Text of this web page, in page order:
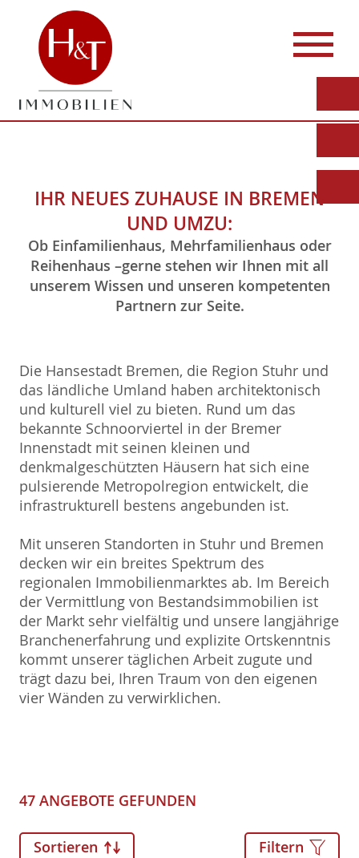
IHR NEUES ZUHAUSE IN BREMEN
UND UMZU:
Ob Einfamilienhaus, Mehrfamilienhaus oder
Reihenhaus –gerne stehen wir Ihnen mit all
unserem Wissen und unseren kompetenten
Partnern zur Seite.
Die Hansestadt Bremen, die Region Stuhr und
das ländliche Umland haben architektonisch
und kulturell viel zu bieten. Rund um das
bekannte Schnoorviertel in der Bremer
Innenstadt mit seinen kleinen und
denkmalgeschützten Häusern hat sich eine
pulsierende Metropolregion entwickelt, die
infrastrukturell bestens angebunden ist.
Mit unseren Standorten in Stuhr und Bremen
decken wir ein breites Spektrum des
regionalen Immobilienmarktes ab. Im Bereich
der Vermittlung von Bestandsimmobilien ist
der Markt sehr vielfältig und unsere langjährige
Branchenerfahrung und explizite Ortskenntnis
kommt unserer täglichen Arbeit zugute und
trägt dazu bei, Ihren Traum von den eigenen
vier Wänden zu verwirklichen.
47 ANGEBOTE GEFUNDEN
Sortieren Filtern